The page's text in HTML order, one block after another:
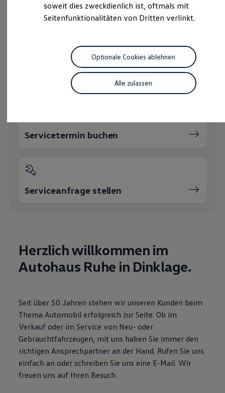
Driving Experience
Volkswagen entdecken
Lifestyle Shop
T-Roc Kollektion
Golf Kollektion
ID. Kollektion
Volkswagen Kollektion
R-Kollektion
Besitzer und Service
Motorenöl und Flüssigkeiten
Modellspezifisches Zubehör
Schutz und Pflege
Transport
Entertainment und Elektronik
Digitale Extras
Dienste für Ihr Modell finden
Volkswagen Apps, Login und Shop
Handy und Fahrzeug verbinden
Updates für Software, Karten und Radio
Über Ihr Auto
Vorgängermodelle
Kundeninformationen
Volkswagen Kundenbetreuung
Warn- und Kontrollleuchten
Probefahrt vereinbaren
Fahrzeugangebot anfordern
Servicetermin buchen
Serviceanfrage stellen
Herzlich willkommen im
Autohaus Ruhe in Dinklage.
Seit über 50 Jahren stehen wir unseren Kunden beim
Thema Automobil erfolgreich zur Seite. Ob im
Verkauf oder im Service von Neu- oder
Gebrauchtfahrzeugen, mit uns haben Sie immer den
richtigen Ansprechpartner an der Hand. Rufen Sie uns
einfach an oder schreiben Sie uns eine E-Mail. Wir
freuen uns auf Ihren Besuch.
soweit dies zweckdienlich ist, oftmals mit
Seitenfunktionalitäten von Dritten verlinkt.
Alle zulassen
Optionale Cookies ablehnen